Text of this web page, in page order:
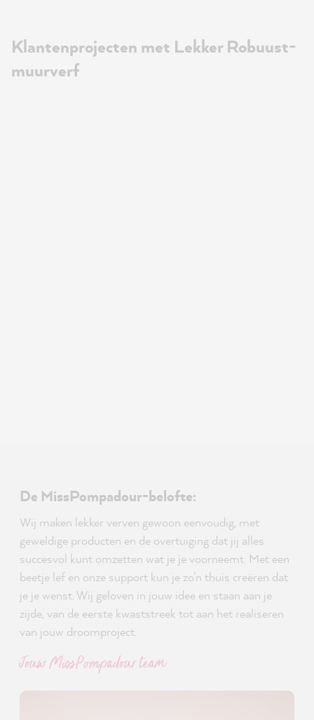
Klantenprojecten met Lekker Robuust-
muurverf
De MissPompadour-belofte:
Wij maken lekker verven gewoon eenvoudig, met
geweldige producten en de overtuiging dat jij alles
succesvol kunt omzetten wat je je voorneemt. Met een
beetje lef en onze support kun je zo'n thuis creëren dat
je je wenst. Wij geloven in jouw idee en staan aan je
zijde, van de eerste kwaststreek tot aan het realiseren
van jouw droomproject.
Jouw MissPompadour team